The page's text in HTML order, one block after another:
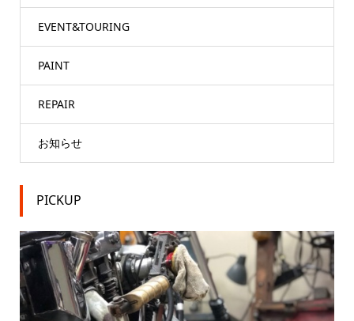
EVENT&TOURING
PAINT
REPAIR
お知らせ
PICKUP